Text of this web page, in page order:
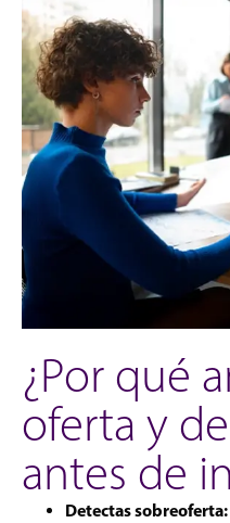
¿Por qué
oferta y
antes de
Detectas sobreoferta: